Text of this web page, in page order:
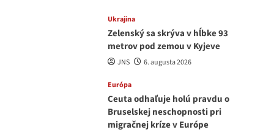
Ukrajina
Zelenský sa skrýva v hĺbke 93
metrov pod zemou v Kyjeve
JNS 6. augusta 2026
Európa
Ceuta odhaľuje holú pravdu o
Bruselskej neschopnosti pri
migračnej kríze v Európe